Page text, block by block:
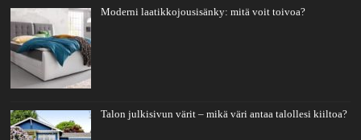
Moderni laatikkojousisänky: mitä voit toivoa?
Talon julkisivun värit – mikä väri antaa talollesi kiiltoa?